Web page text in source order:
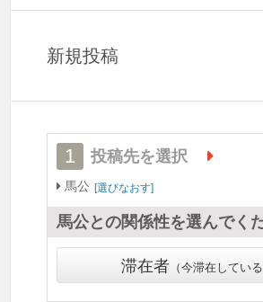
新規投稿
1 投稿先を選択
馬公 選びなおす
馬公との関係性を選んでく
滞在者 今滞在している